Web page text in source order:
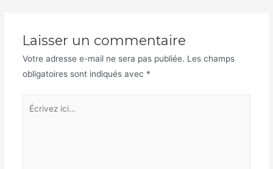
Laisser un commentaire
Votre adresse e-mail ne sera pas publiée. Les champs
obligatoires sont indiqués avec *
Écrivez